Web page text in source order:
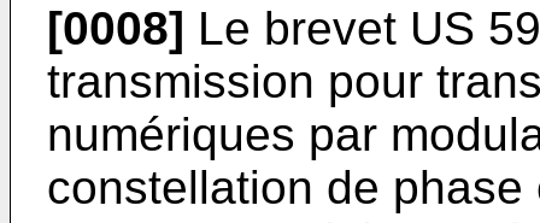
[0008] Le brevet US
transmission pour
numériques par
constellation de